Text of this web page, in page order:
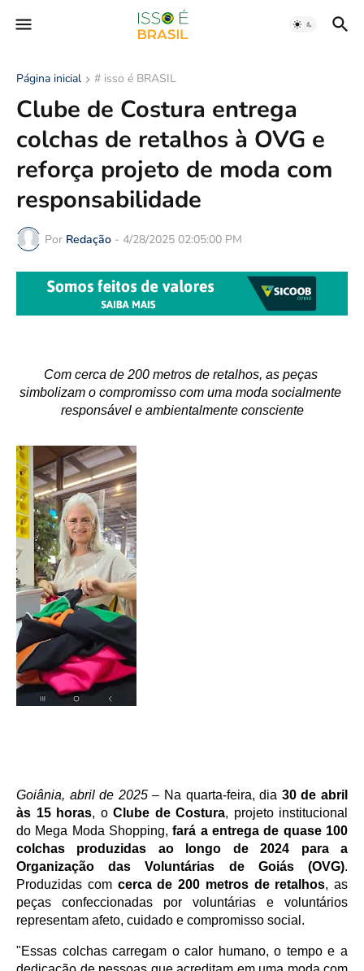
Página inicial # isso é BRASIL
Clube de Costura entrega
colchas de retalhos à OVG e
reforça projeto de moda com
responsabilidade
Por Redação - 4/28/2025 02:05:00 PM
Com cerca de 200 metros de retalhos, as peças
simbolizam o compromisso com uma moda socialmente
responsável e ambientalmente consciente
Goiânia, abril de 2025 – Na quarta-feira, dia 30 de abril
às 15 horas, o Clube de Costura, projeto institucional
do Mega Moda Shopping, fará a entrega de quase 100
colchas produzidas ao longo de 2024 para a
Organização das Voluntárias de Goiás (OVG).
Produzidas com cerca de 200 metros de retalhos, as
peças confeccionadas por voluntárias e voluntários
representam afeto, cuidado e compromisso social.
"Essas colchas carregam o calor humano, o tempo e a